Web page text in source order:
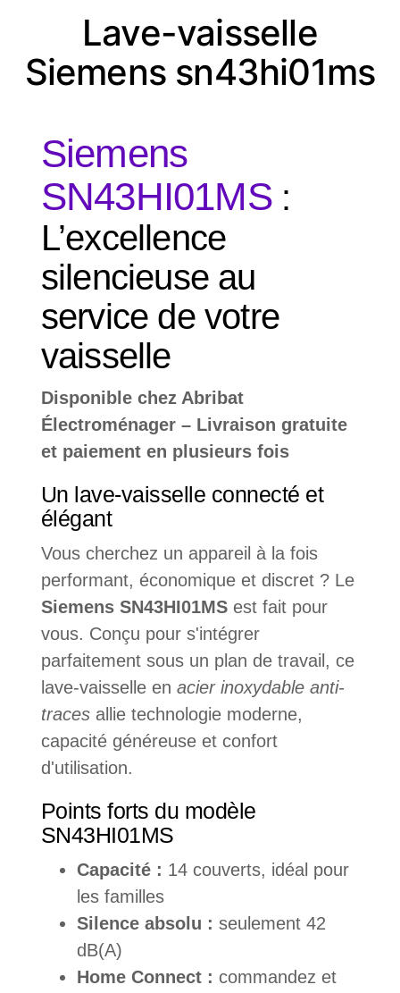
Lave-vaisselle
Siemens sn43hi01ms
Siemens
SN43HI01MS:
L’excellence
silencieuse au
service de votre
vaisselle
Disponible chez Abribat
Électroménager – Livraison gratuite
et paiement en plusieurs fois
Un lave-vaisselle connecté et
élégant
Vous cherchez un appareil à la fois
performant, économique et discret ? Le
Siemens SN43HI01MSest fait pour
vous. Conçu pour s'intégrer
parfaitement sous un plan de travail, ce
lave-vaisselle en acier inoxydable anti-
tracesallie technologie moderne,
capacité généreuse et confort
d'utilisation.
Points forts du modèle
SN43HI01MS
Capacité : 14 couverts, idéal pour
les familles
Silence absolu : seulement 42
dB(A)
Home Connect : commandez et